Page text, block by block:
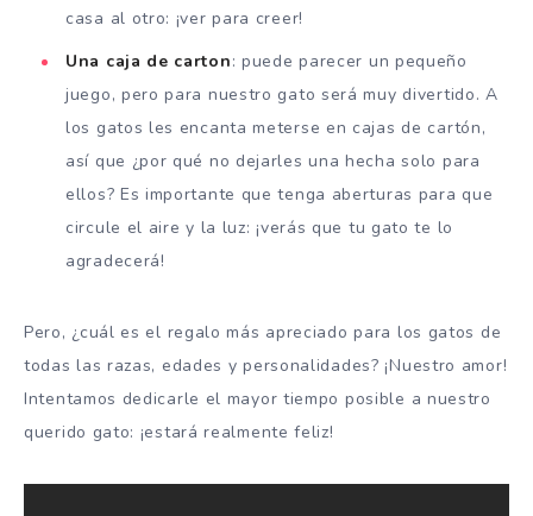
casa al otro: ¡ver para creer!
Una caja de carton: puede parecer un pequeño
juego, pero para nuestro gato será muy divertido. A
los gatos les encanta meterse en cajas de cartón,
así que ¿por qué no dejarles una hecha solo para
ellos? Es importante que tenga aberturas para que
circule el aire y la luz: ¡verás que tu gato te lo
agradecerá!
Pero, ¿cuál es el regalo más apreciado para los gatos de
todas las razas, edades y personalidades? ¡Nuestro amor!
Intentamos dedicarle el mayor tiempo posible a nuestro
querido gato: ¡estará realmente feliz!